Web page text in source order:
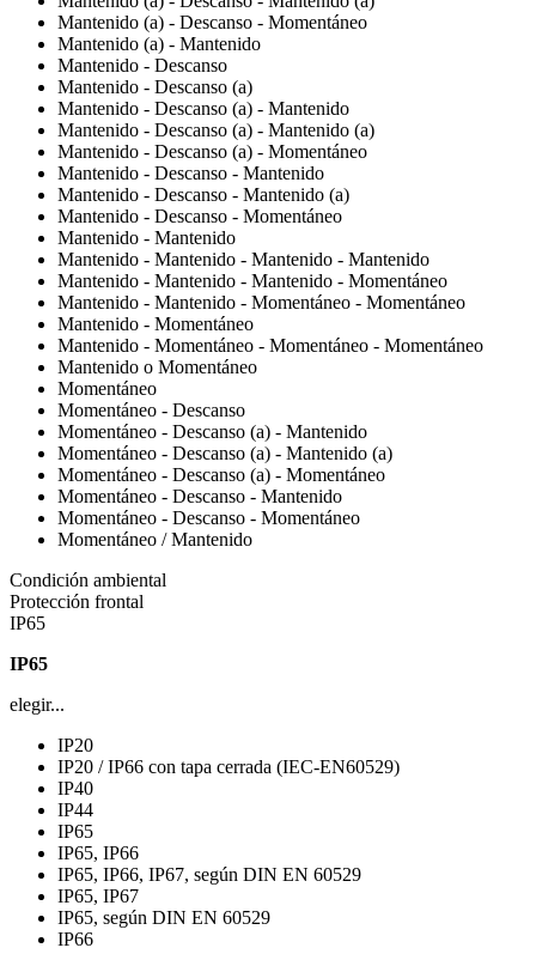
Mantenido (a) - Descanso - Momentáneo
Mantenido (a) - Mantenido
Mantenido - Descanso
Mantenido - Descanso (a)
Mantenido - Descanso (a) - Mantenido
Mantenido - Descanso (a) - Mantenido (a)
Mantenido - Descanso (a) - Momentáneo
Mantenido - Descanso - Mantenido
Mantenido - Descanso - Mantenido (a)
Mantenido - Descanso - Momentáneo
Mantenido - Mantenido
Mantenido - Mantenido - Mantenido - Mantenido
Mantenido - Mantenido - Mantenido - Momentáneo
Mantenido - Mantenido - Momentáneo - Momentáneo
Mantenido - Momentáneo
Mantenido - Momentáneo - Momentáneo - Momentáneo
Mantenido o Momentáneo
Momentáneo
Momentáneo - Descanso
Momentáneo - Descanso (a) - Mantenido
Momentáneo - Descanso (a) - Mantenido (a)
Momentáneo - Descanso (a) - Momentáneo
Momentáneo - Descanso - Mantenido
Momentáneo - Descanso - Momentáneo
Momentáneo / Mantenido
Condición ambiental
Protección frontal
IP65
IP65
elegir...
IP20
IP20 / IP66 con tapa cerrada (IEC-EN60529)
IP40
IP44
IP65
IP65, IP66
IP65, IP66, IP67, según DIN EN 60529
IP65, IP67
IP65, según DIN EN 60529
IP66